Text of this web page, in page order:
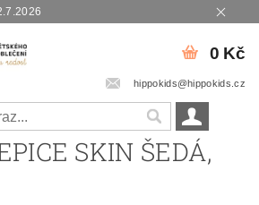
hippokids@hippokids.cz
0 Kč
SKIN ŠEDÁ,